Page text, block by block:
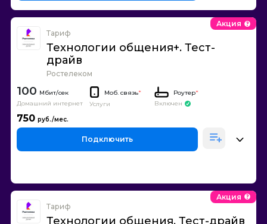
Тариф
Технологии общения+. Тест-
драйв
Ростелеком
Акция
100
Домашний интернет
Моб. связь*
Услуги
Роутер*
Включен
750
Подключить
Тариф
Технологии общения. Тест-драйв
Акция